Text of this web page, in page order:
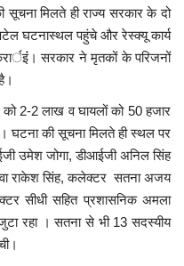
सूचना मिलते ही राज्य सरकार के दो
घटनास्थल पहुंचे और रेस्क्यू कार्य
सरकार ने मृतकों के परिजनों
2-2 लाख व घायलों को 50 हजार
घटना की सूचना मिलते ही स्थल पर
उमेश जोगा, डीआईजी अनिल सिंह
राकेश सिंह, कलेक्टर सतना अजय
सीधी सहित प्रशासनिक अमला
रहा । सतना से भी 13 सदस्यीय